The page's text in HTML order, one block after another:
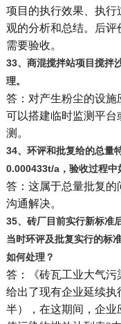
项目的执行效果、执
观的分析和总结。后
需要验收。
33、商混搅拌站项目搅拌
理。
答：对产生粉尘的设施
可以搭建临时监测平
测。
34、环评和批复给的总量
0.000433t/a，验收过程中
答：这属于总量批复的
沟通解决。
35、砖厂目前实行新标准
当时环评及批复实行的标
如何处理？
答：《砖瓦工业大气污
给出了现有企业延续执
半），在这期间，企业